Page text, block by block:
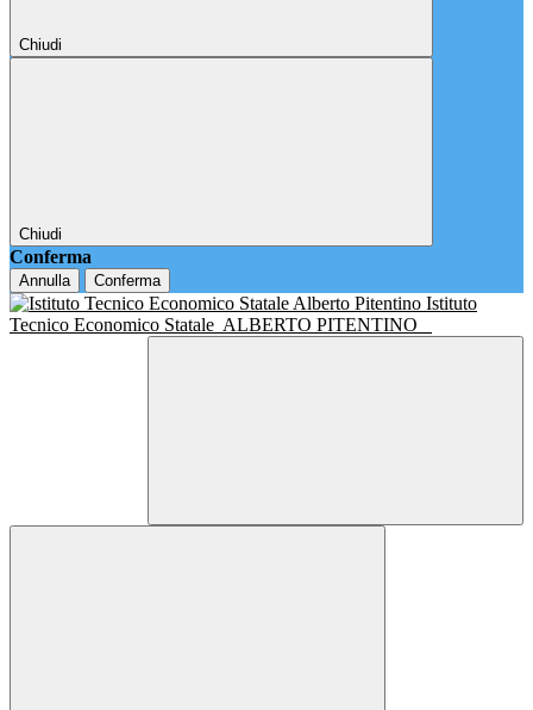
Chiudi
Chiudi
Conferma
Annulla Conferma
Istituto
Tecnico Economico Statale ALBERTO PITENTINO